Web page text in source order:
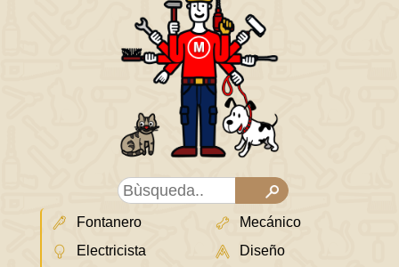
Fontanero
Electricista
Mecánico
Diseño